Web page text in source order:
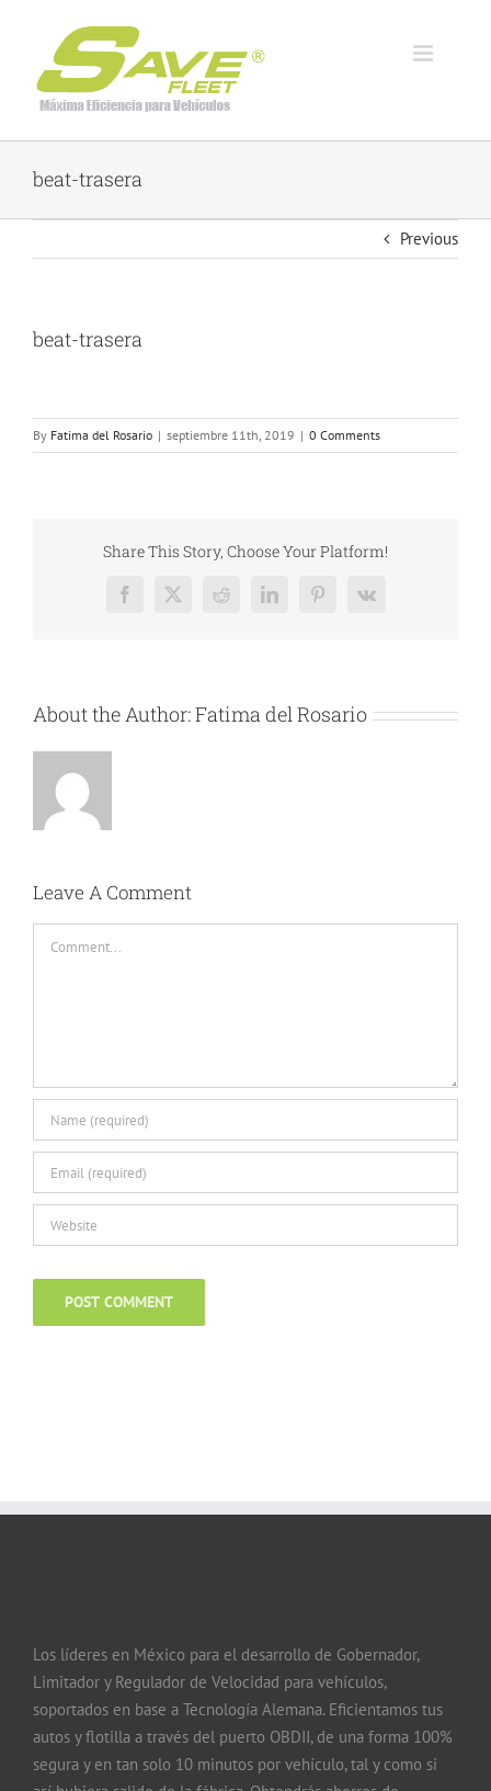
content
beat-trasera
Previous
beat-trasera
By Fatima del Rosario | septiembre 11th, 2019 | 0 Comments
Share This Story, Choose Your Platform!
Facebook
X RedditLinkedInPinterest
Vk
About the Author:Fatima del Rosario
Leave A Comment
Los líderes en México para el desarrollo de Gobernador,
Limitador y Regulador de Velocidad para vehículos,
soportados en base a Tecnología Alemana. Eficientamos tus
autos y flotilla a través del puerto OBDII, de una forma 100%
segura y en tan solo 10 minutos por vehículo, tal y como si